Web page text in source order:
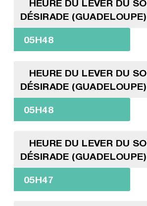
HEURE DU LEVER DU
DÉSIRADE
05H48
HEURE DU LEVER DU
DÉSIRADE
05H48
HEURE DU LEVER DU
DÉSIRADE
05H47